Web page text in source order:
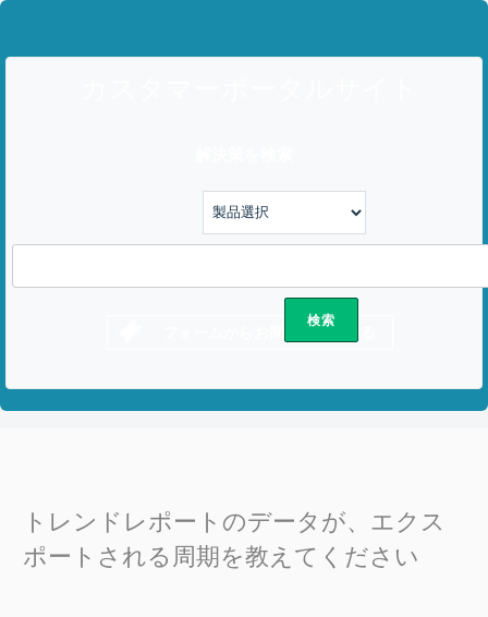
トレンドレポートのデータが、エクス
ポートされる周期を教えてください